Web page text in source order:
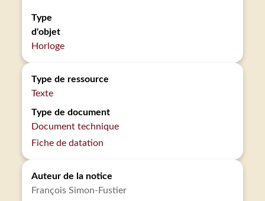
Type
d'objet
Horloge
Type de ressource
Texte
Type de document
Document technique
Fiche de datation
Auteur de la notice
François Simon-Fustier